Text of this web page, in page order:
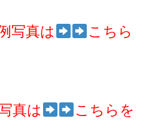
写真は こちら
真は こちらを